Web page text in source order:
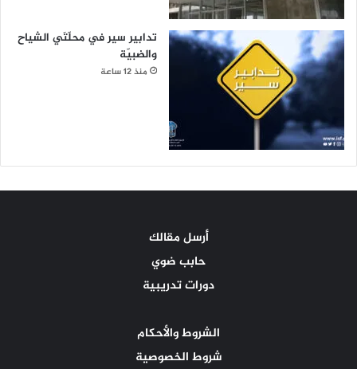
تدابير سير في محلّتَي الشياح
والضبيّة
منذ 12 ساعة
أرسل مقالك
حابب ضوي
دورات تدريبية
الشروط والأحكام
شروط الخصوصية